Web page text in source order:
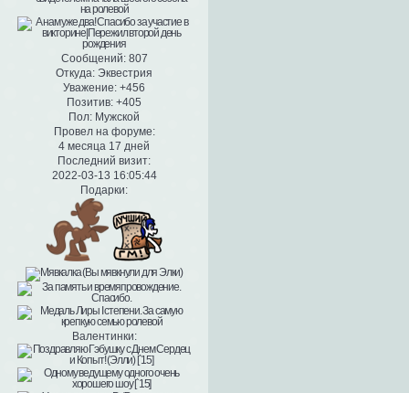
Сообщений:807
Откуда: Эквестрия
Уважение: +456
Позитив: +405
Пол: Мужской
Провел на форуме:
4 месяца 17 дней
Последний визит:
2022-03-13 16:05:44
Подарки:
Валентинки: